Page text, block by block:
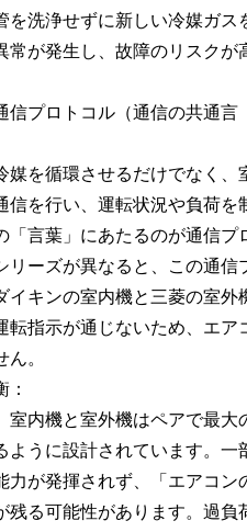
を洗浄せずに新しい冷媒ガス
常が発生し、故障のリスクが
信プロトコル（通信の共通言
媒を循環させるだけでなく、
信を行い、運転状況や負荷を
「言葉」にあたるのが通信プ
リーズが異なると、この通信
イキンの室内機と三菱の室外
転指示が通じないため、エア
。
室内機と室外機はペアで最大
うに設計されています。 一
力が発揮されず、「エアコン
る可能性があります。 過負